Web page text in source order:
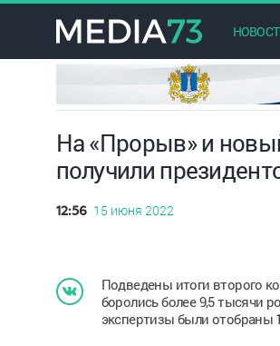
На «Прорыв» и
получили
12:56 15 июня 2022
Подведены итоги второго
боролись более 9,5 тысячи
экспертизы были отобраны